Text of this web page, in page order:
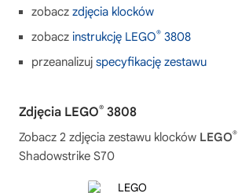
zobacz zdjęcia klocków
zobacz instrukcję LEGO® 3808
przeanalizuj specyfikację zestawu
Zdjęcia LEGO® 3808
Zobacz 2 zdjęcia zestawu klocków LEGO®
Shadowstrike S70